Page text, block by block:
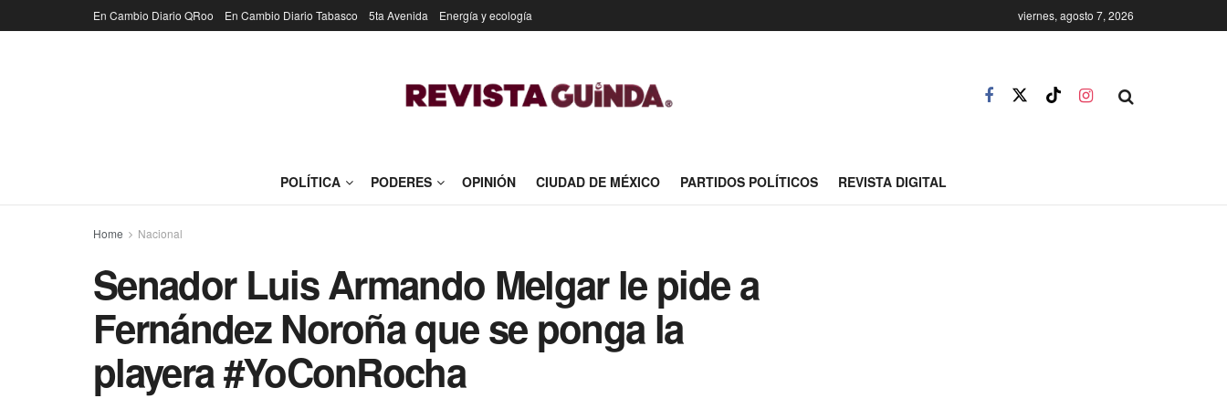
En Cambio Diario QRoo En Cambio Diario Tabasco 5ta Avenida Energía y ecología viernes, agosto 7, 2026
POLÍTICA PODERES OPINIÓN CIUDAD DE MÉXICO PARTIDOS POLÍTICOS REVISTA DIGITAL
Home Nacional
Senador Luis Armando Melgar le pide a
Fernández Noroña que se ponga la
playera #YoConRocha